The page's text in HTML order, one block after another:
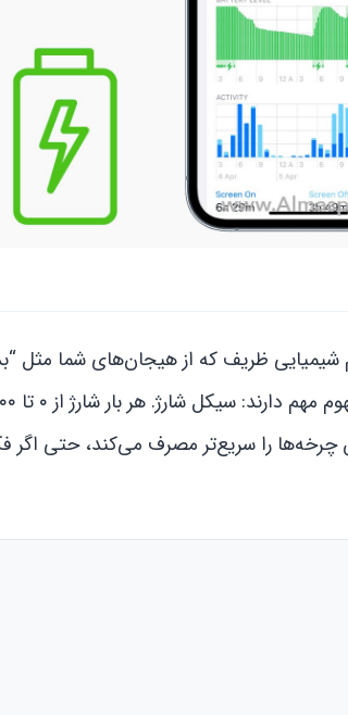
را سریع‌تر مصرف می‌کند، حتی اگر